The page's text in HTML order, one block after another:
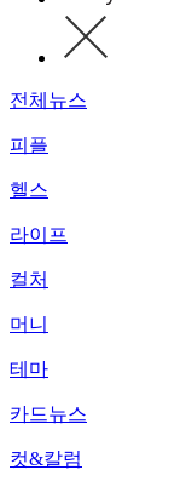
전체뉴스
피플
헬스
라이프
컬처
머니
테마
카드뉴스
컷&칼럼